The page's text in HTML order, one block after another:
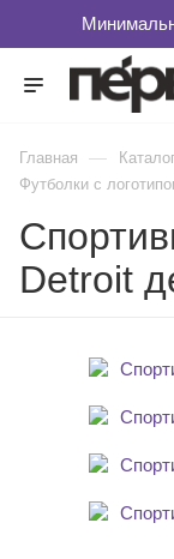
Главная — Каталог
Футболки с
Detroit